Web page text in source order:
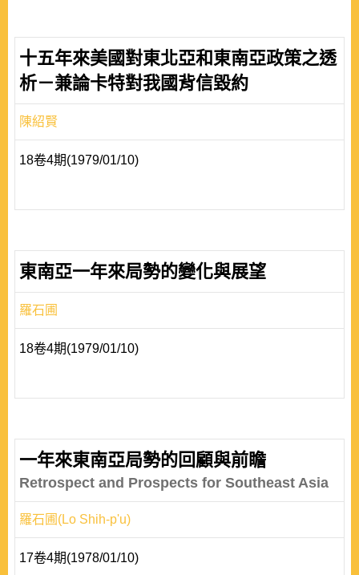
十五年來美國對東北亞和東南亞政策之透
析－兼論卡特對我國背信毀約
陳紹賢
18卷4期(1979/01/10)
東南亞一年來局勢的變化與展望
羅石圃
18卷4期(1979/01/10)
一年來東南亞局勢的回顧與前瞻
Retrospect and Prospects for Southeast Asia
羅石圃(Lo Shih-p'u)
17卷4期(1978/01/10)